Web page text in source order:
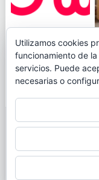
JUEGA AL
CANICÓDROMO
DIGITAL DE
OPENBANK
©
MÁS
Utilizamos cookies
funcionamiento de
servicios. Puede
necesarias o